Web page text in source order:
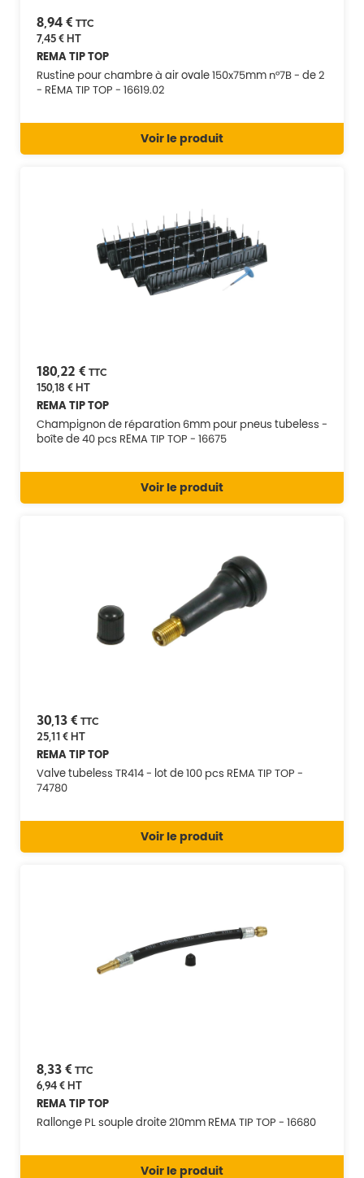
8,94 € TTC
7,45 €HT
REMA TIP TOP
Rustine pour chambre à air ovale 150x75mm n°7B - de 2
- REMA TIP TOP - 16619.02
Voir le produit
180,22 € TTC
150,18 €HT
REMA TIP TOP
Champignon de réparation 6mm pour pneus tubeless -
boîte de 40 pcs REMA TIP TOP - 16675
Voir le produit
30,13 € TTC
25,11 €HT
REMA TIP TOP
Valve tubeless TR414 - lot de 100 pcs REMA TIP TOP -
74780
Voir le produit
8,33 € TTC
6,94 €HT
REMA TIP TOP
Rallonge PL souple droite 210mm REMA TIP TOP - 16680
Voir le produit